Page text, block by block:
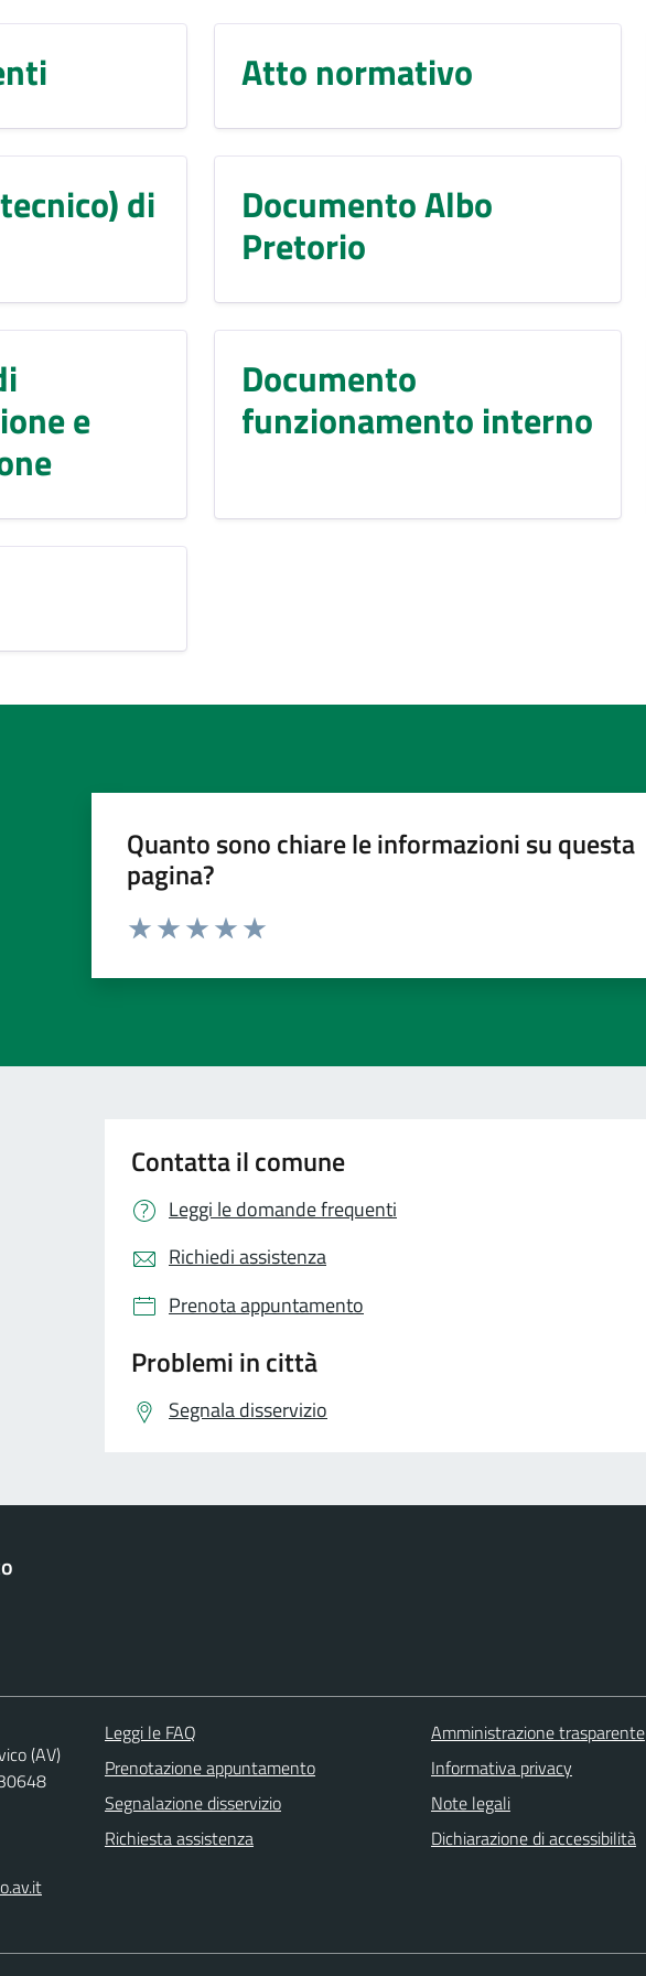
Atto normativo
di Documento Albo
Pretorio
e
Documento
funzionamento interno
Quanto sono chiare le informazioni su questa
pagina?
Contatta il comune
Leggi le domande frequenti
Richiedi assistenza
Prenota appuntamento
Problemi in città
Segnala disservizio
(AV)
Leggi le FAQ
Prenotazione appuntamento
Segnalazione disservizio
Richiesta assistenza
Amministrazione trasparente
Informativa privacy
Note legali
Dichiarazione di accessibilità